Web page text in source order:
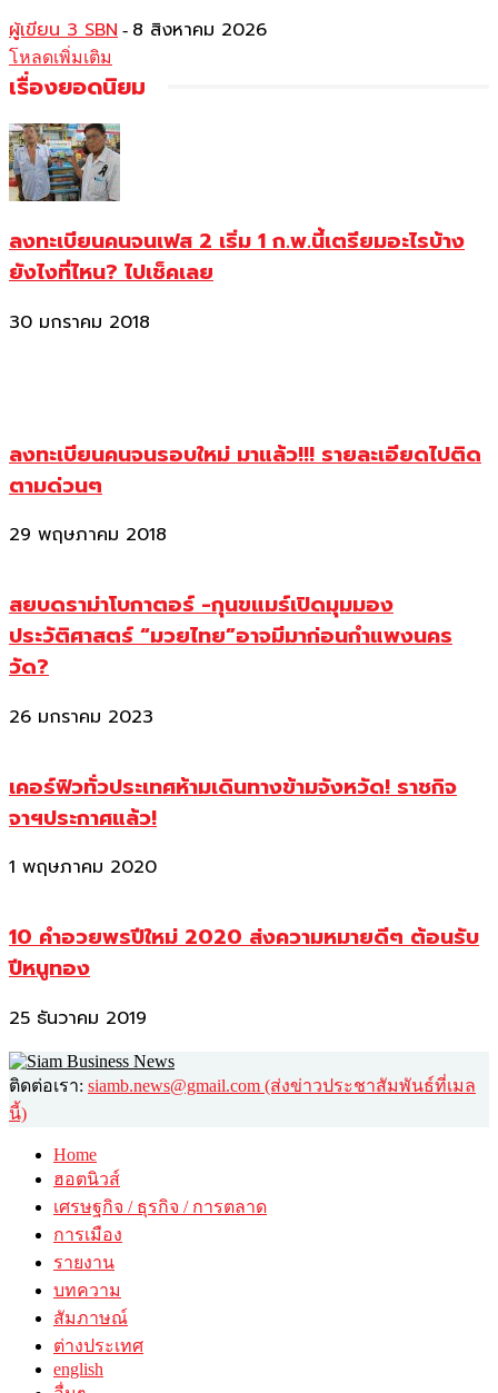
ผู้เขียน 3 SBN - 8 สิงหาคม 2026
โหลดเพิ่มเติม
เรื่องยอดนิยม
ลงทะเบียนคนจนเฟส 2 เริ่ม 1 ก.พ.นี้เตรียมอะไรบ้าง
ยังไงที่ไหน? ไปเช็คเลย
30 มกราคม 2018
ลงทะเบียนคนจนรอบใหม่ มาแล้ว!!! รายละเอียดไปติด
ตามด่วนๆ
29 พฤษภาคม 2018
สยบดราม่าโบกาตอร์ -กุนขแมร์เปิดมุมมอง
ประวัติศาสตร์ “มวยไทย”อาจมีมาก่อนกำแพงนคร
วัด?
26 มกราคม 2023
เคอร์ฟิวทั่วประเทศห้ามเดินทางข้ามจังหวัด! ราชกิจ
จาฯประกาศแล้ว!
1 พฤษภาคม 2020
10 คำอวยพรปีใหม่ 2020 ส่งความหมายดีๆ ต้อนรับ
ปีหนูทอง
25 ธันวาคม 2019
ติดต่อเรา: siamb.news@gmail.com (ส่งข่าวประชาสัมพันธ์ที่เมล
นี้)
Home
ฮอตนิวส์
เศรษฐกิจ / ธุรกิจ / การตลาด
การเมือง
รายงาน
บทความ
สัมภาษณ์
ต่างประเทศ
english